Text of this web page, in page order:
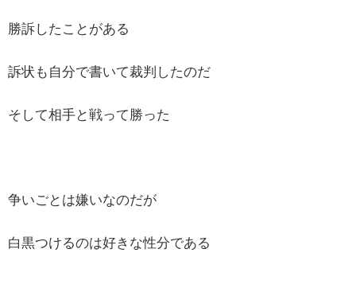
勝訴したことがある
訴状も自分で書いて裁判したのだ
そして相手と戦って勝った
争いごとは嫌いなのだが
白黒つけるのは好きな性分である